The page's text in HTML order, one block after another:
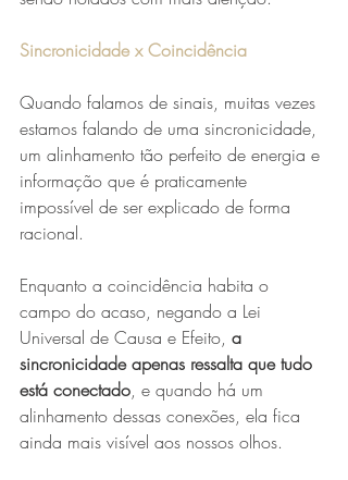
Sincronicidade x Coincidência
Quando falamos de sinais, muitas vezes
estamos falando de uma sincronicidade,
um alinhamento tão perfeito de energia e
informação que é praticamente
impossível de ser explicado de forma
racional.
Enquanto a coincidência habita o
campo do acaso, negando a Lei
Universal de Causa e Efeito, a
sincronicidade apenas ressalta que tudo
está conectado, e quando há um
alinhamento dessas conexões, ela fica
ainda mais visível aos nossos olhos.